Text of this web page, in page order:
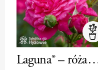
Laguna® – róża